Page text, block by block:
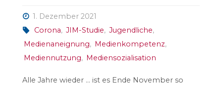
1. Dezember 2021
Corona, JIM-Studie, Jugendliche,
Medienaneignung, Medienkompetenz,
Mediennutzung, Mediensozialisation
Alle Jahre wieder … ist es Ende November so